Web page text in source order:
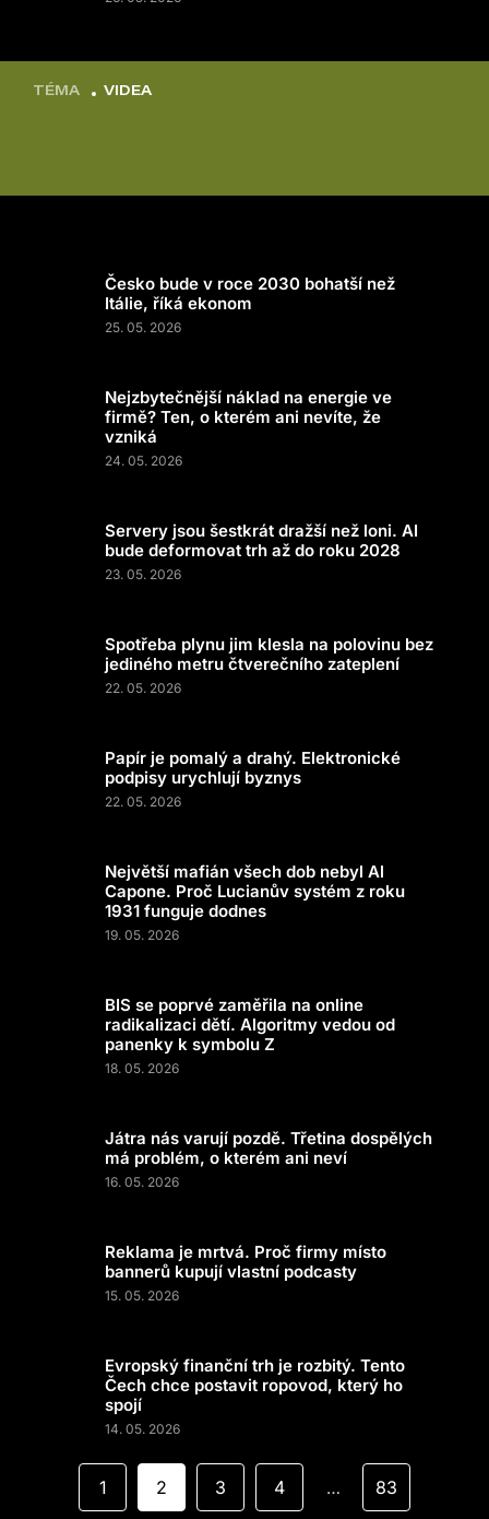
TÉMA VIDEA
Česko bude v roce 2030 bohatší než
Itálie, říká ekonom
25. 05. 2026
Nejzbytečnější náklad na energie ve
firmě? Ten, o kterém ani nevíte, že
vzniká
24. 05. 2026
Servery jsou šestkrát dražší než loni. AI
bude deformovat trh až do roku 2028
23. 05. 2026
Spotřeba plynu jim klesla na polovinu bez
jediného metru čtverečního zateplení
22. 05. 2026
Papír je pomalý a drahý. Elektronické
podpisy urychlují byznys
22. 05. 2026
Největší mafián všech dob nebyl Al
Capone. Proč Lucianův systém z roku
1931 funguje dodnes
19. 05. 2026
BIS se poprvé zaměřila na online
radikalizaci dětí. Algoritmy vedou od
panenky k symbolu Z
18. 05. 2026
Játra nás varují pozdě. Třetina dospělých
má problém, o kterém ani neví
16. 05. 2026
Reklama je mrtvá. Proč firmy místo
bannerů kupují vlastní podcasty
15. 05. 2026
Evropský finanční trh je rozbitý. Tento
Čech chce postavit ropovod, který ho
spojí
14. 05. 2026
1 2 3 4 … 83